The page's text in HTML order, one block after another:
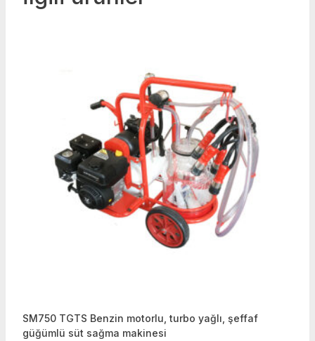
SM750 TGTS Benzin motorlu, turbo yağlı, şeffaf
güğümlü süt sağma makinesi